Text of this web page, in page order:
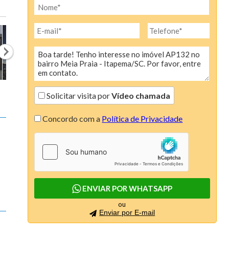
Ciano Residence (3)
Condominio AÇores (1)
Condomínio Linea (1)
Condomínio Moradas do Luar (1)
Connect (4)
Continente Europeu (4)
Costa Esmeralda (2)
Dallas House (1)
Dolce Vitta (3)
Solicitar visita porVídeo chamada
Concordo com a Política de Privacidade
ENVIAR POR WHATSAPP
ou
Enviar por E-mail